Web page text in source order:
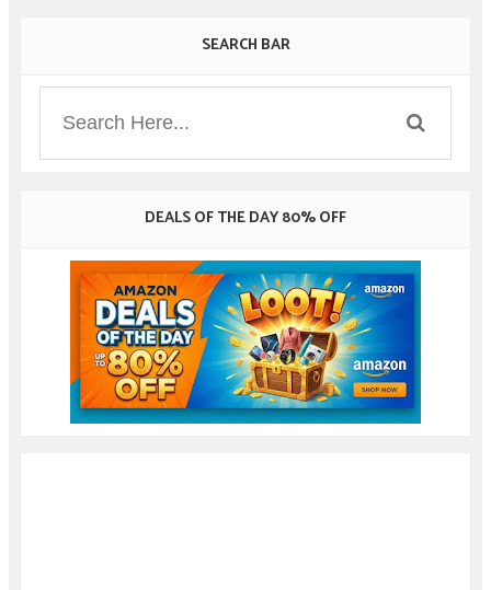
SEARCH BAR
DEALS OF THE DAY 80% OFF